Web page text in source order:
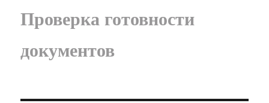
Проверка готовности
документов